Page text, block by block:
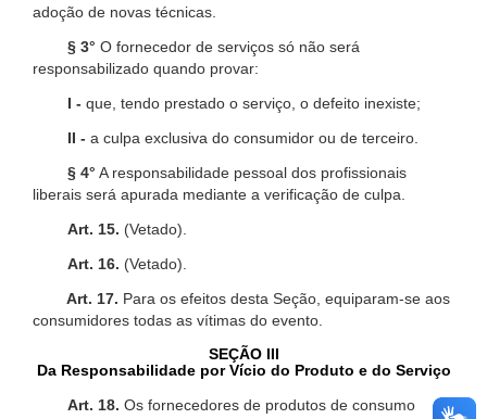
adoção de novas técnicas.
§ 3° O fornecedor de serviços só não será
responsabilizado quando provar:
I - que, tendo prestado o serviço, o defeito inexiste;
II - a culpa exclusiva do consumidor ou de terceiro.
§ 4° A responsabilidade pessoal dos profissionais
liberais será apurada mediante a verificação de culpa.
Art. 15. (Vetado).
Art. 16. (Vetado).
Art. 17. Para os efeitos desta Seção, equiparam-se aos
consumidores todas as vítimas do evento.
SEÇÃO III
Da Responsabilidade por Vício do Produto e do Serviço
Art. 18. Os fornecedores de produtos de consumo